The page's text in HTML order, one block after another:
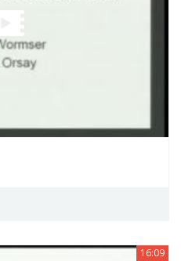
16:09